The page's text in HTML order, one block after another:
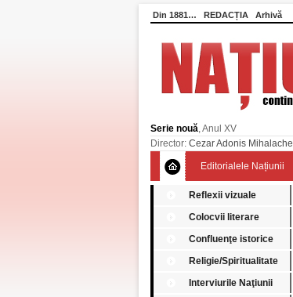
Din 1881… REDACȚIA Arhivă
Serie nouă, Anul XV
Director: Cezar Adonis Mihalache
Editorialele Națiunii
Reflexii vizuale
Colocvii literare
Confluenţe istorice
Religie/Spiritualitate
Interviurile Naţiunii